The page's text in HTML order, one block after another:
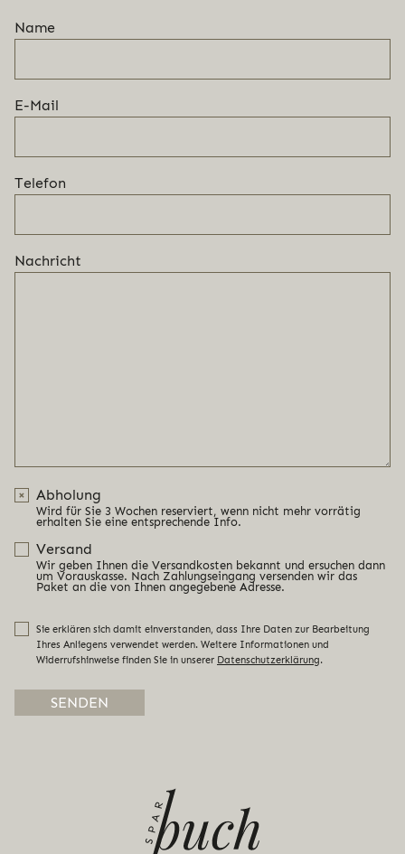
Name
E-Mail
Telefon
Nachricht
Abholung
Wird für Sie 3 Wochen reserviert, wenn nicht mehr vorrätig
erhalten Sie eine entsprechende Info.
Versand
Wir geben Ihnen die Versandkosten bekannt und ersuchen dann
um Vorauskasse. Nach Zahlungseingang versenden wir das
Paket an die von Ihnen angegebene Adresse.
Sie erklären sich damit einverstanden, dass Ihre Daten zur Bearbeitung
Ihres Anliegens verwendet werden. Weitere Informationen und
Widerrufshinweise finden Sie in unserer Datenschutzerklärung.